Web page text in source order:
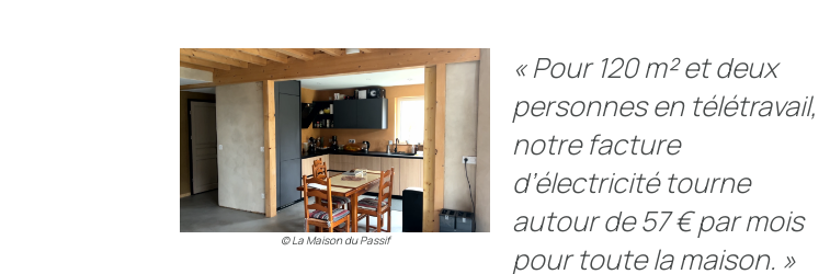
© La Maison du Passif
«Pour 120 m² et deux
personnes en télétravail,
notre facture
d’électricité tourne
autour de 57 € par mois
pour toute la maison. »